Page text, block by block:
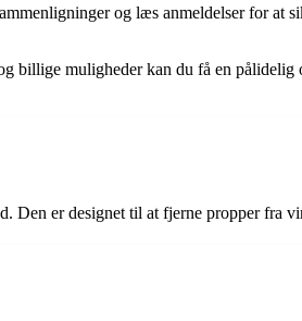
og læs anmeldelser for
muligheder kan du få en
er designet til at fjerne propper fra